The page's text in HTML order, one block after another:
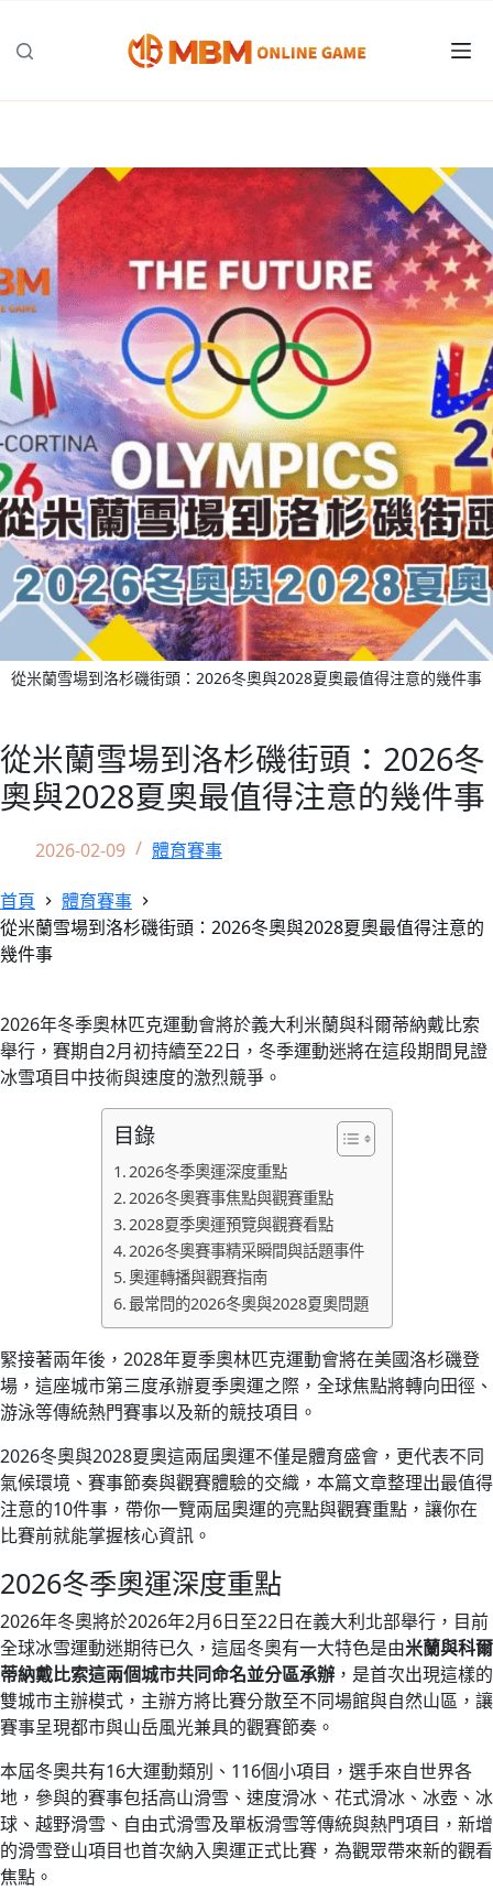
從米蘭雪場到洛杉磯街頭：2026冬奧與2028夏奧最值得注意的幾件事
從米蘭雪場到洛杉磯街頭：2026冬
奧與2028夏奧最值得注意的幾件事
2026-02-09 體育賽事
首頁
體育賽事
從米蘭雪場到洛杉磯街頭：2026冬奧與2028夏奧最值得注意的
幾件事
2026年冬季奧林匹克運動會將於義大利米蘭與科爾蒂納戴比索
舉行，賽期自2月初持續至22日，冬季運動迷將在這段期間見證
冰雪項目中技術與速度的激烈競爭。
目錄
2026冬季奧運深度重點
2026冬奧賽事焦點與觀賽重點
2028夏季奧運預覽與觀賽看點
2026冬奧賽事精采瞬間與話題事件
奧運轉播與觀賽指南
最常問的2026冬奧與2028夏奧問題
緊接著兩年後，2028年夏季奧林匹克運動會將在美國洛杉磯登
場，這座城市第三度承辦夏季奧運之際，全球焦點將轉向田徑、
游泳等傳統熱門賽事以及新的競技項目。
2026冬奧與2028夏奧這兩屆奧運不僅是體育盛會，更代表不同
氣候環境、賽事節奏與觀賽體驗的交織，本篇文章整理出最值得
注意的10件事，帶你一覽兩屆奧運的亮點與觀賽重點，讓你在
比賽前就能掌握核心資訊。
2026冬季奧運深度重點
2026年冬奧將於2026年2月6日至22日在義大利北部舉行，目前
全球冰雪運動迷期待已久，這屆冬奧有一大特色是由米蘭與科爾
蒂納戴比索這兩個城市共同命名並分區承辦 ，是首次出現這樣的
雙城市主辦模式，主辦方將比賽分散至不同場館與自然山區，讓
賽事呈現都市與山岳風光兼具的觀賽節奏。
本屆冬奧共有16大運動類別、116個小項目，選手來自世界各
地，參與的賽事包括高山滑雪、速度滑冰、花式滑冰、冰壺、冰
球、越野滑雪、自由式滑雪及單板滑雪等傳統與熱門項目，新增
的滑雪登山項目也首次納入奧運正式比賽，為觀眾帶來新的觀看
焦點。